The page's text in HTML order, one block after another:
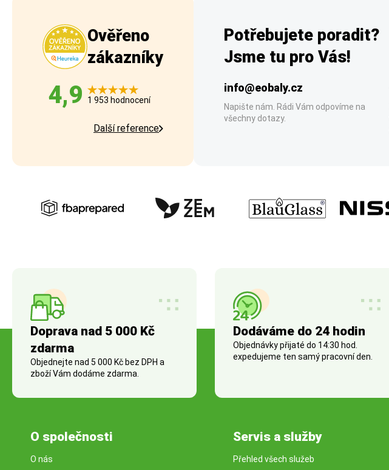
Ověřeno
zákazníky
4,9 1 953 hodnocení
Další reference
Potřebujete poradit?
Jsme tu pro Vás!
info@eobaly.cz
Napište nám. Rádi Vám odpovíme na
všechny dotazy.
Doprava nad 5 000 Kč
zdarma
Objednejte nad 5 000 Kč bez DPH a
zboží Vám dodáme zdarma.
Dodáváme do 24 hodin
Objednávky přijaté do 14:30 hod.
expedujeme ten samý pracovní den.
O společnosti
O nás
Servis a služby
Přehled všech služeb